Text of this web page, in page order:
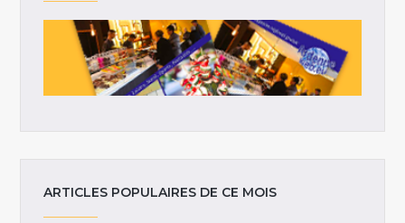
ARTICLES POPULAIRES DE CE MOIS